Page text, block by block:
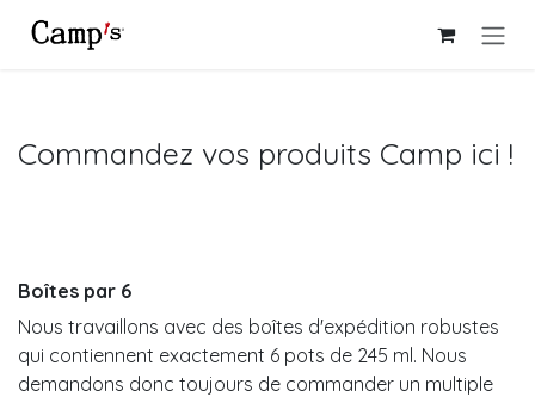
Commandez vos produits Camp ici !
Boîtes par 6
Nous travaillons avec des boîtes d'expédition robustes
qui contiennent exactement 6 pots de 245 ml. Nous
demandons donc toujours de commander un multiple